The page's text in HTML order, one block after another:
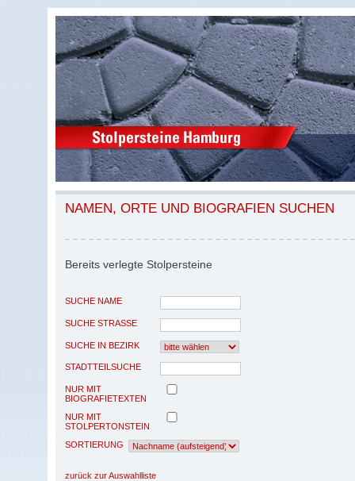
NAMEN, ORTE UND BIOGRAFIEN SUCHEN
Bereits verlegte Stolpersteine
SUCHE NAME
SUCHE STRASSE
SUCHE IN BEZIRK
STADTTEILSUCHE
NUR MIT
BIOGRAFIETEXTEN
NUR MIT
STOLPERTONSTEIN
SORTIERUNG
zurück zur Auswahlliste